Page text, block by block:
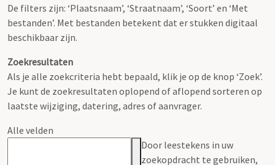
De filters zijn: ‘Plaatsnaam’, ‘Straatnaam’, ‘Soort’ en ‘Met
bestanden’. Met bestanden betekent dat er stukken digitaal
beschikbaar zijn.
Zoekresultaten
Als je alle zoekcriteria hebt bepaald, klik je op de knop ‘Zoek’.
Je kunt de zoekresultaten oplopend of aflopend sorteren op
laatste wijziging, datering, adres of aanvrager.
Alle velden
Door leestekens in uw
zoekopdracht te gebruiken,